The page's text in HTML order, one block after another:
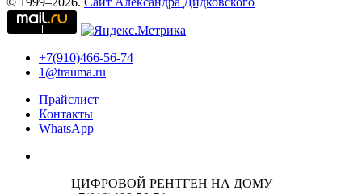
+7(910)466-56-74
1@trauma.ru
Прайслист
Контакты
WhatsApp
ЦИФРОВОЙ РЕНТГЕН НА ДОМУ